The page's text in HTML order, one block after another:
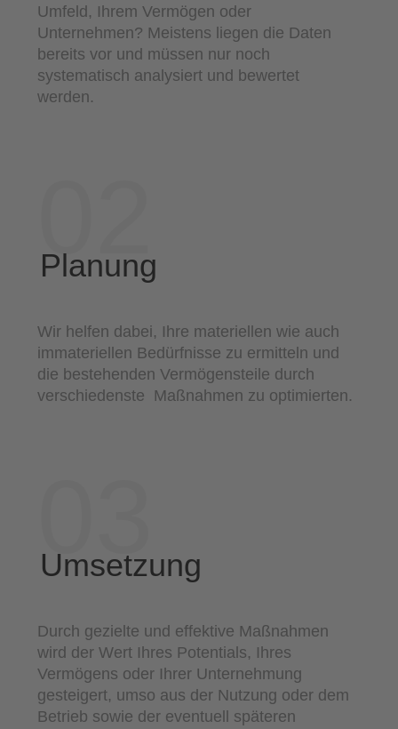
Umfeld, Ihrem Vermögen oder
Unternehmen? Meistens liegen die Daten
bereits vor und müssen nur noch
systematisch analysiert und bewertet
werden.
Planung
Wir helfen dabei, Ihre materiellen wie auch
immateriellen Bedürfnisse zu ermitteln und
die bestehenden Vermögensteile durch
verschiedenste Maßnahmen zu optimierten.
Umsetzung
Durch gezielte und effektive Maßnahmen
wird der Wert Ihres Potentials, Ihres
Vermögens oder Ihrer Unternehmung
gesteigert, umso aus der Nutzung oder dem
Betrieb sowie der eventuell späteren